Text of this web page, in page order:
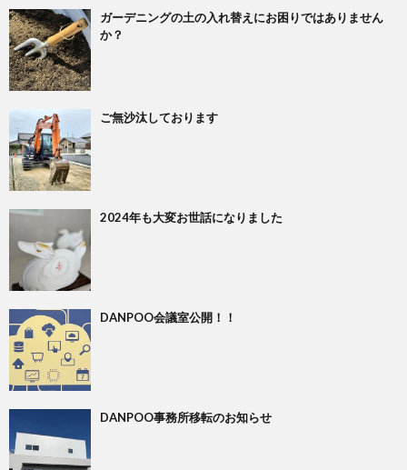
ガーデニングの土の入れ替えにお困りではありません
か？
ご無沙汰しております
2024年も大変お世話になりました
DANPOO会議室公開！！
DANPOO事務所移転のお知らせ